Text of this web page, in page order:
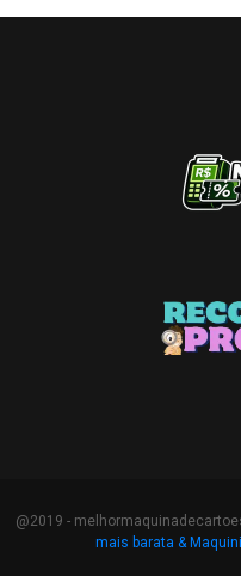
@2019 -
mais barata &